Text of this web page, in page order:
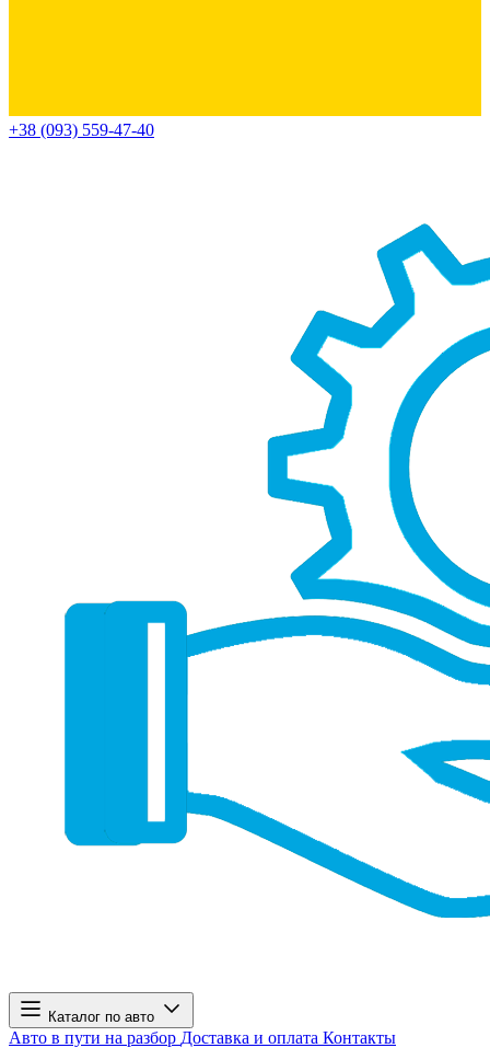
+38 (093) 559-47-40
Каталог по авто
Авто в пути на разбор Доставка и оплата Контакты